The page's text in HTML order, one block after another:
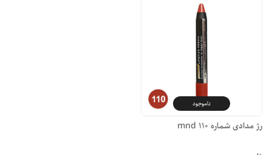
ناموجود
رژ مدادی شماره ۱۱۰ mnd